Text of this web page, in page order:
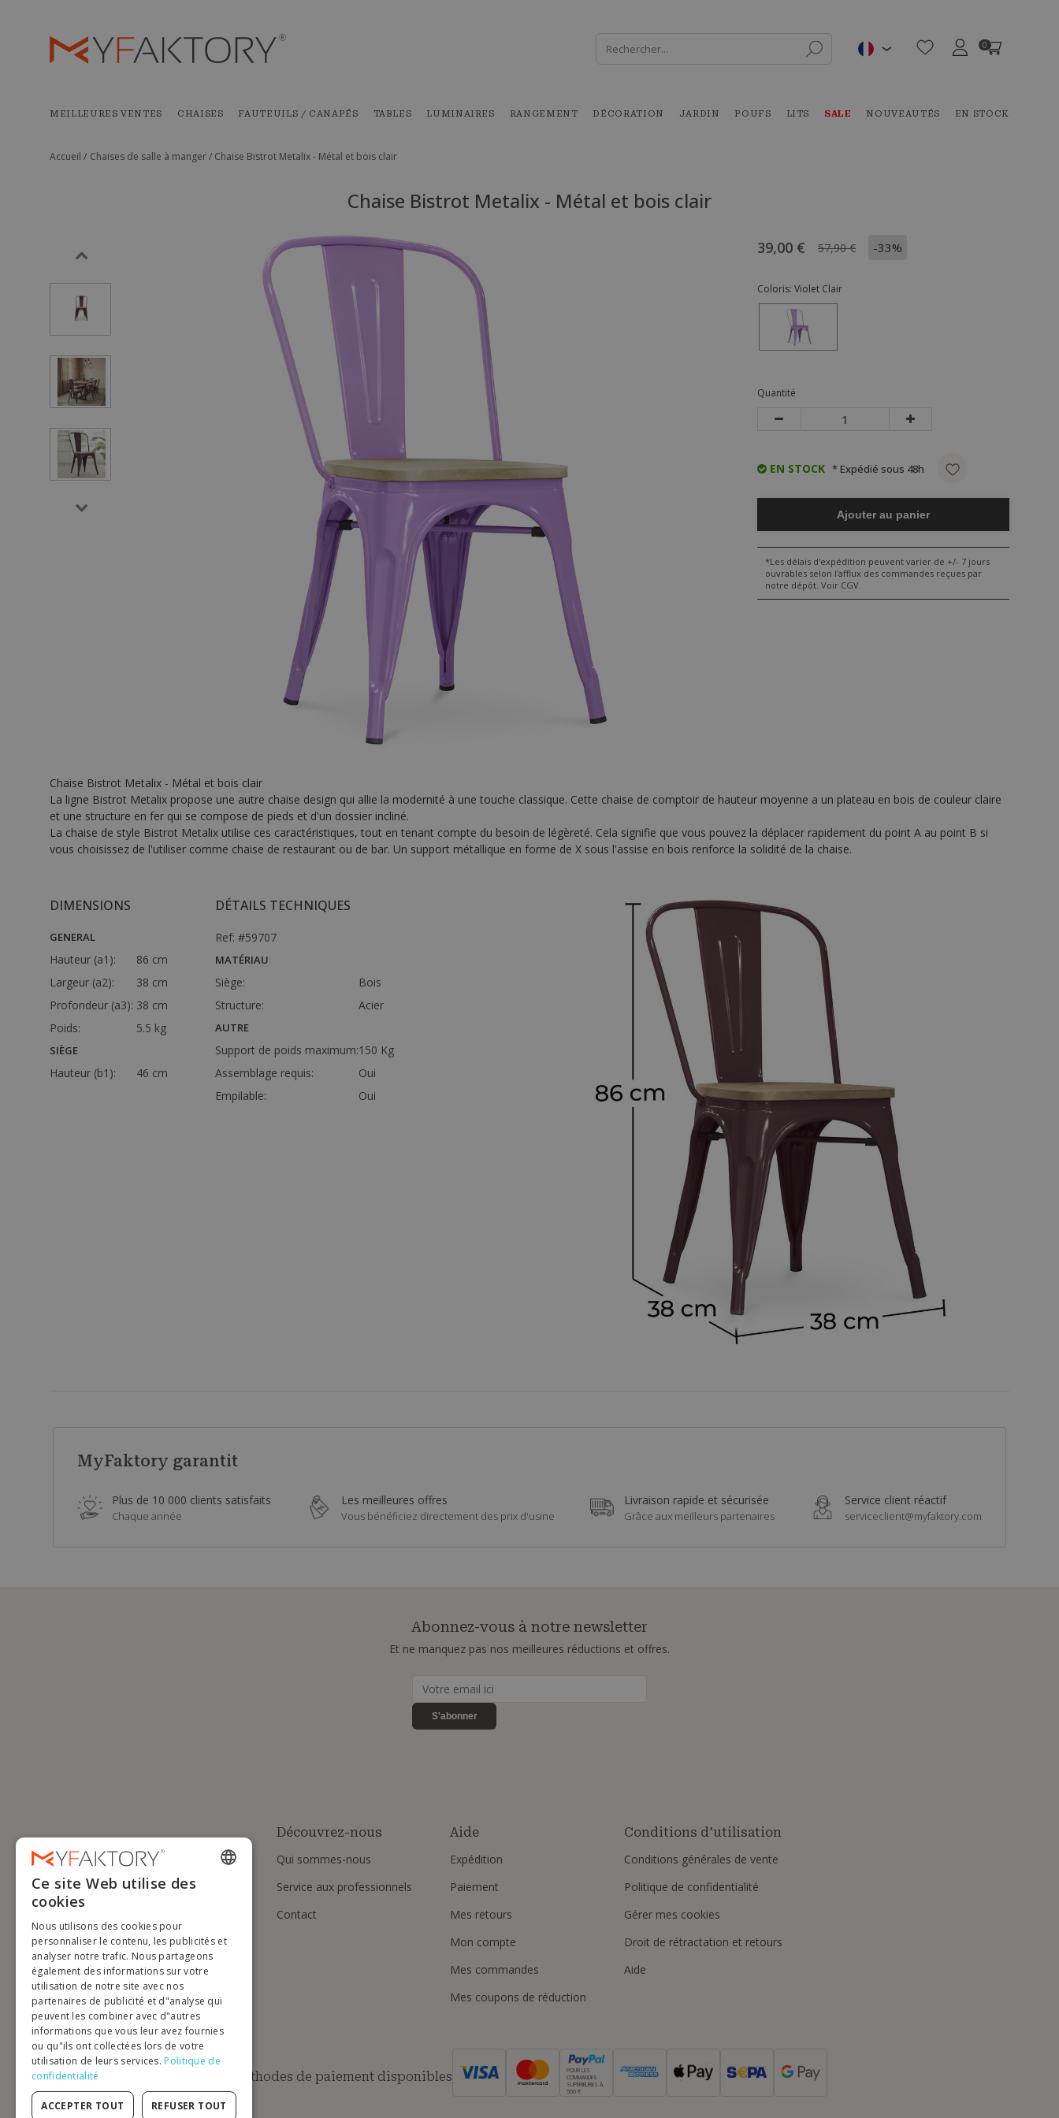
0
MEILLEURES VENTES CHAISES FAUTEUILS / CANAPÉS TABLES LUMINAIRES RANGEMENT DÉCORATION JARDIN POUFS LITS SALE NOUVEAUTÉS EN STOCK
Accueil / Chaises de salle à manger / Chaise Bistrot Metalix - Métal et bois clair
Chaise Bistrot Metalix - Métal et bois clair
39,00 € 57,90 € -33%
Coloris: Violet Clair
Quantité
EN STOCK * Expédié sous 48h
Ajouter au panier
*Les délais d'expédition peuvent varier de +/- 7 jours
ouvrables selon l'afflux des commandes reçues par
notre dépôt. Voir CGV.
Chaise Bistrot Metalix - Métal et bois clair
La ligne Bistrot Metalix propose une autre chaise design qui allie la modernité à une touche classique. Cette chaise de comptoir de hauteur moyenne a un plateau en bois de couleur claire
et une structure en fer qui se compose de pieds et d'un dossier incliné.
La chaise de style Bistrot Metalix utilise ces caractéristiques, tout en tenant compte du besoin de légèreté. Cela signifie que vous pouvez la déplacer rapidement du point A au point B si
vous choisissez de l'utiliser comme chaise de restaurant ou de bar. Un support métallique en forme de X sous l'assise en bois renforce la solidité de la chaise.
DIMENSIONS
GENERAL
Hauteur (a1):
86 cm
Largeur (a2):
38 cm
Profondeur (a3): 38 cm
Poids:
5.5 kg
SIÈGE
Hauteur (b1): 46 cm
DÉTAILS TECHNIQUES
Ref: #59707
MATÉRIAU
Siège:
Bois
Structure:
Acier
AUTRE
Support de poids maximum:150 Kg
Assemblage requis:
Oui
Empilable:
Oui
MyFaktory garantit
Plus de 10 000 clients satisfaits
Chaque année
Les meilleures offres
Vous bénéficiez directement des prix d'usine
Livraison rapide et sécurisée
Grâce aux meilleurs partenaires
Service client réactif
serviceclient@myfaktory.com
Abonnez-vous à notre newsletter
Et ne manquez pas nos meilleures réductions et offres.
S'abonner
Découvrez-nous
Qui sommes-nous
Service aux professionnels
Contact
Aide
Expédition
Paiement
Mes retours
Mon compte
Mes commandes
Mes coupons de réduction
Conditions d'utilisation
Conditions générales de vente
Politique de confidentialité
Gérer mes cookies
Droit de rétractation et retours
Aide
Méthodes de paiement disponibles
POUR LES
COMMANDES
SUPÉRIEURES À
500 €
ENGLISH
DUTCH
GERMAN
PORTUGUESE
SPANISH
Ce site Web utilise des
cookies
Nous utilisons des cookies pour
personnaliser le contenu, les publicités et
analyser notre trafic. Nous partageons
également des informations sur votre
utilisation de notre site avec nos
partenaires de publicité et d"analyse qui
peuvent les combiner avec d"autres
informations que vous leur avez fournies
ou qu"ils ont collectées lors de votre
utilisation de leurs services. Politique de
confidentialité
ACCEPTER TOUT REFUSER TOUT